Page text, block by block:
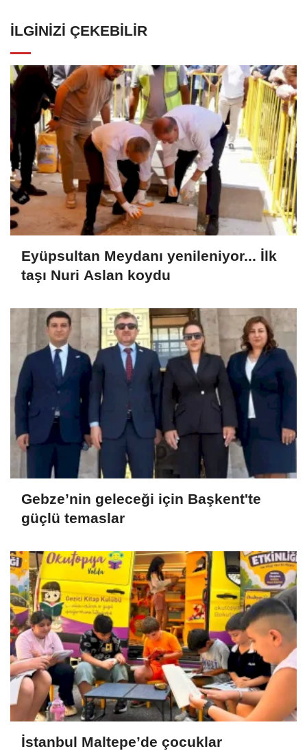
İLGINIZI ÇEKEBILIR
Eyüpsultan Meydanı yenileniyor... İlk
taşı Nuri Aslan koydu
Gebze’nin geleceği için Başkent'te
güçlü temaslar
İstanbul Maltepe’de çocuklar